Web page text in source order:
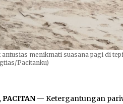
menikmati suasana pagi di
Pacitanku)
— Ketergantungan